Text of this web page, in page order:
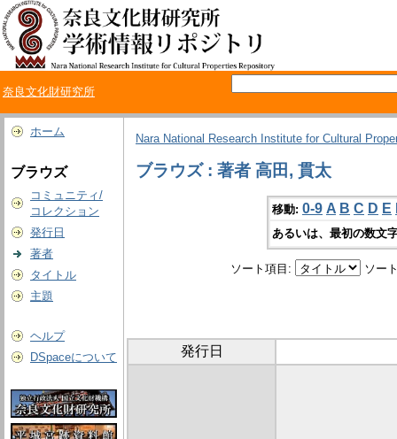
奈良文化財研究所
ホーム
ブラウズ
コミュニティ/
コレクション
発行日
著者
タイトル
主題
ヘルプ
DSpaceについて
Nara National Research Institute for Cultural
ブラウズ : 著者 高田, 貫太
移動: 0-9 A B C D E
あるいは、最初の数文
ソート項目: ソー
発行日